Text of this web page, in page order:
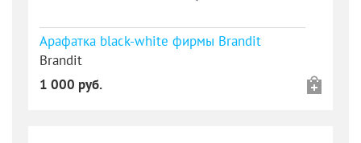
Арафатка black-white фирмы Brandit
Brandit
1 000 руб.